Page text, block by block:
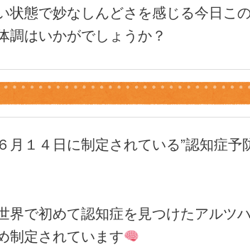
状態で妙なしんどさを感じる今日こ
調はいかがでしょうか？
月１４日に制定されている”認知症予
界で初めて認知症を見つけたアルツ
制定されています